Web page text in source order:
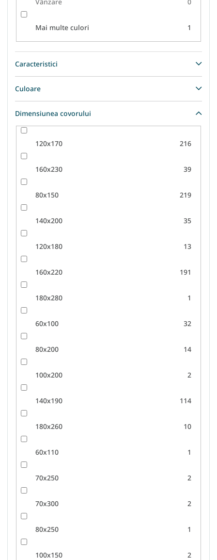
Vânzare 0
Mai multe culori 1
Caracteristici
Culoare
Dimensiunea covorului
120x170 216
160x230 39
80x150 219
140x200 35
120x180 13
160x220 191
180x280 1
60x100 32
80x200 14
100x200 2
140x190 114
180x260 10
60x110 1
70x250 2
70x300 2
80x250 1
100x150 2